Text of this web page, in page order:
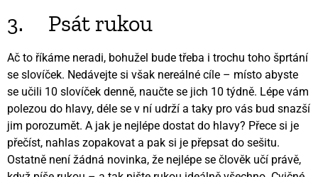
3. Psát rukou
Ač to říkáme neradi, bohužel bude třeba i trochu toho šprtání
se slovíček. Nedávejte si však nereálné cíle – místo abyste
se učili 10 slovíček denně, naučte se jich 10 týdně. Lépe vám
polezou do hlavy, déle se v ní udrží a taky pro vás bud snazší
jim porozumět. A jak je nejlépe dostat do hlavy? Přece si je
přečíst, nahlas zopakovat a pak si je přepsat do sešitu.
Ostatně není žádná novinka, že nejlépe se člověk učí právě,